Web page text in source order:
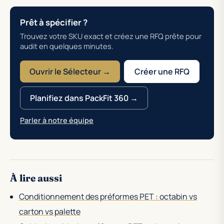
Prêt à spécifier ?
Trouvez votre SKU exact et créez une RFQ prête pour
audit en quelques minutes.
Ouvrir le Sélecteur → Créer une RFQ
Planifiez dans PackFit 360 →
Parler à notre équipe
À lire aussi
Conditionnement des préformes PET : octabin vs
carton vs palette